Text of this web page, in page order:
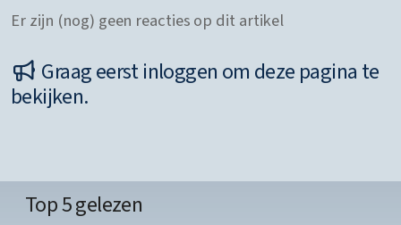
Er zijn (nog) geen reacties op dit artikel
Graag eerst inloggen om deze pagina te
bekijken.
Top 5 gelezen